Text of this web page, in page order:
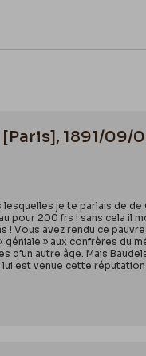
1891/
je te parlais de
200 frs ! sans cela il
Vous avez rendu ce
» aux confrères du
d’un autre âge. Mais
est venue cette